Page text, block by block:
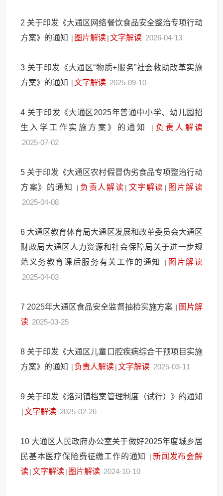
2 关于印发《大通区网络餐饮食品安全整治专项行动
方案》的通知 | 图片解读|文字解读 2026-04-13
3 关于印发《大通区“物质+服务”社会救助改革实施
方案》的通知 |文字解读 2025-09-10
4 关于印发《大通区2025年普通中小学、幼儿园招
生入学工作实施方案》的通知
| 负责人解读
2025-07-02
5 关于印发《大通区农村假冒伪劣食品专项整治行动
方案》的通知
| 负责人解读 | 文字解读 | 图片解读
2025-04-08
6 大通区教育体育局大通区发展和改革委员会大通区
财政局大通区人力资源和社会保障局关于进一步规
范义务教育课后服务有关工作的通知
| 图片解读
2025-04-03
7 2025年大通区食品安全监督抽检实施方案 | 图片解
读 2025-03-25
8 关于印发《大通区儿童口腔疾病综合干预项目实施
方案》的通知 | 负责人解读|文字解读 2025-03-11
9 关于印发《洛河镇档案管理制度（试行）》的通知
|文字解读 2025-02-26
10 大通区人民政府办公室关于做好2025年度城乡居
民基本医疗保险费征缴工作的通知
| 新闻发布会解
读|文字解读| 图片解读 2024-10-10